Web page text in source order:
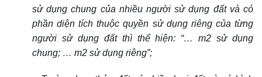
sử dụng chung của nhiều người sử dụng đất và có
phần diện tích thuộc quyền sử dụng riêng của từng
người sử dụng đất thì thể hiện: “… m2 sử dụng
chung; … m2 sử dụng riêng”;